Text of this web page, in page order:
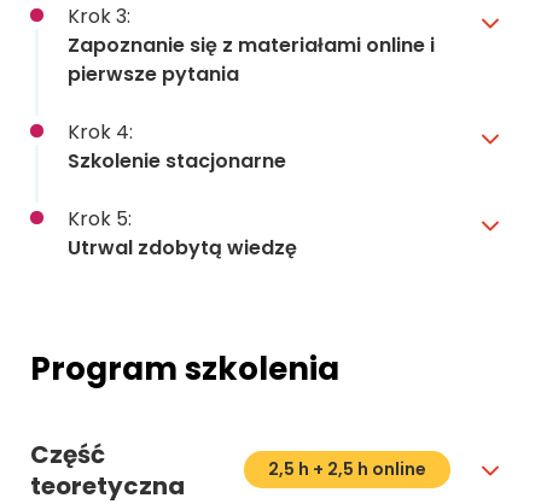
Krok 3:
Zapoznanie się z materiałami online i
pierwsze pytania
Krok 4:
Szkolenie stacjonarne
Krok 5:
Utrwal zdobytą wiedzę
Program szkolenia
Część
teoretyczna
2,5 h + 2,5 h online